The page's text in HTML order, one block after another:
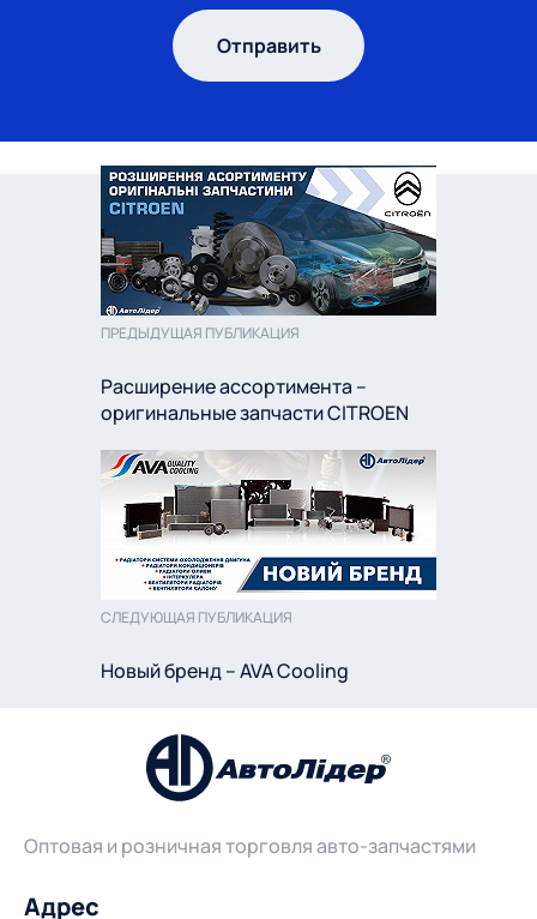
Отправить
ПРЕДЫДУЩАЯ ПУБЛИКАЦИЯ
Расширение ассортимента –
оригинальные запчасти CITROEN
СЛЕДУЮЩАЯ ПУБЛИКАЦИЯ
Новый бренд – AVA Cooling
Оптовая и розничная торговля авто-запчастями
Адрес